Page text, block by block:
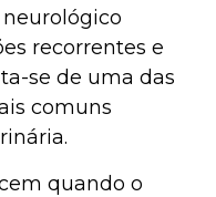
recorrentes e
se de uma das
comuns
quando o